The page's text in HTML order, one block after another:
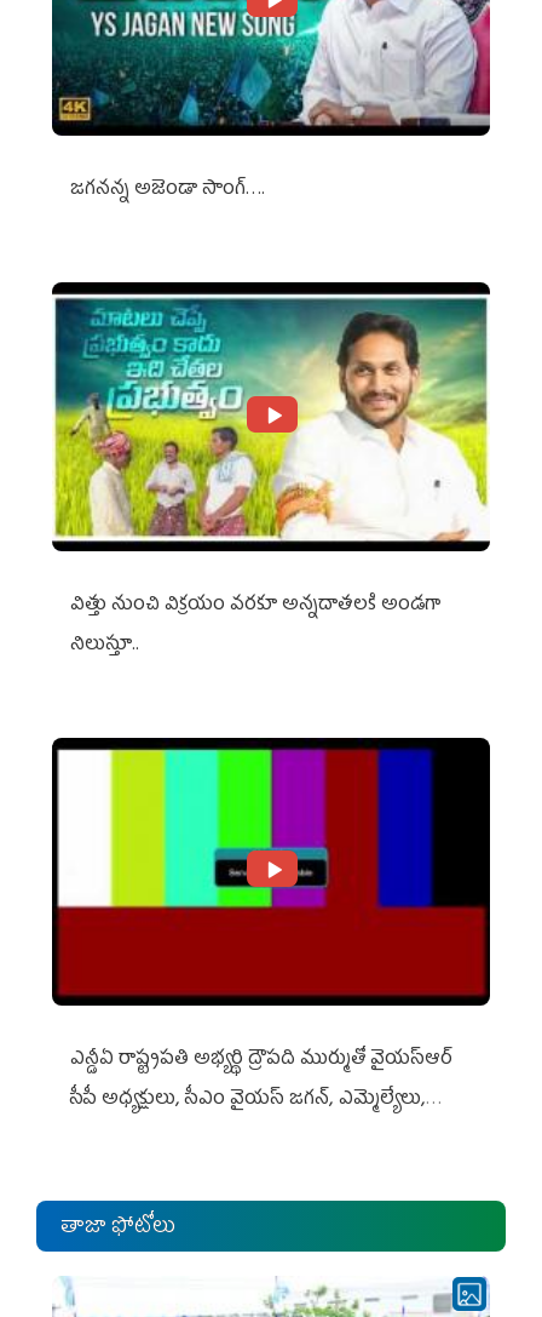
జగనన్న అజెండా సాంగ్….
విత్తు నుంచి విక్రయం వరకూ అన్నదాతలకి అండగా
నిలుస్తూ..
ఎన్డీఏ రాష్ట్ర‌ప‌తి అభ్య‌ర్థి ద్రౌప‌ది ముర్ముతో వైయ‌స్ఆర్
సీపీ అధ్య‌క్షులు, సీఎం వైయ‌స్ జ‌గ‌న్, ఎమ్మెల్యేలు,
తాజా ఫోటోలు